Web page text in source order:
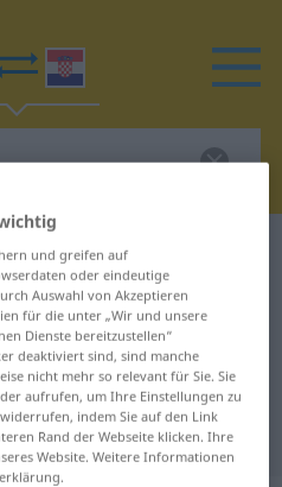
Durchschlagskraft
Übersetzung für
Kroatisch
und greifen auf
oder eindeutige
Auswahl von Akzeptieren
für die unter „Wir und unsere
Dienste bereitzustellen“
deaktiviert sind, sind manche
nicht mehr so relevant für Sie. Sie
aufrufen, um Ihre Einstellungen zu
indem Sie auf den Link
Rand der Webseite klicken. Ihre
Website. Weitere Informationen